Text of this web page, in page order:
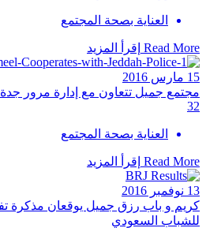
العناية بصحة المجتمع
Read More إقرأ المزيد
15 مارس 2016
مجتمع جميل تتعاون مع إدارة مرور
32
العناية بصحة المجتمع
Read More إقرأ المزيد
13 نوفمبر 2016
كريم و باب رزق جميل يوقعان مذكرة
للشباب السعودي